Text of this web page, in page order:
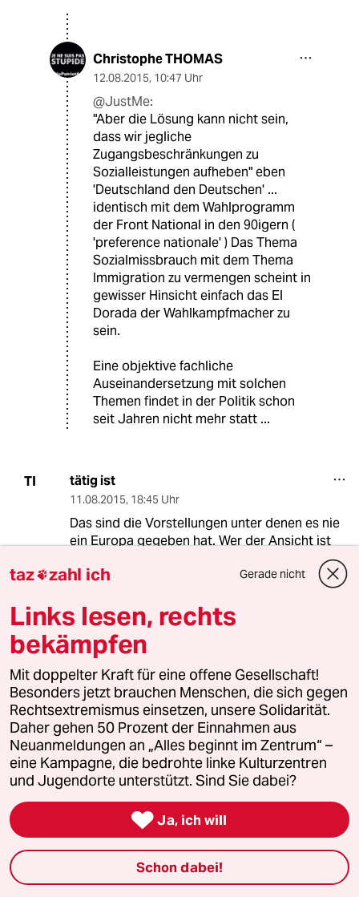
Christophe THOMAS
12.08.2015, 10:47 Uhr
@JustMe:
"Aber die Lösung kann nicht sein,
dass wir jegliche
Zugangsbeschränkungen zu
Sozialleistungen aufheben" eben
'Deutschland den Deutschen' ...
identisch mit dem Wahlprogramm
der Front National in den 90igern (
'preference nationale' ) Das Thema
Sozialmissbrauch mit dem Thema
Immigration zu vermengen scheint in
gewisser Hinsicht einfach das El
Dorada der Wahlkampfmacher zu
sein.
Eine objektive fachliche
Auseinandersetzung mit solchen
Themen findet in der Politik schon
seit Jahren nicht mehr statt ...
TI tätig ist
11.08.2015, 18:45 Uhr
Das sind die Vorstellungen unter denen es nie
ein Europa gegeben hat. Wer der Ansicht ist
Europa hätte etwas mit Bürgern zu tun liegt
schon seit der Zeit der Gründung falsch.
L Lapa
11.08.2015,18:42 Uhr
Das Ausländeramt befolgt die Gesetze
buchstabengetreu mit dem Ziel, Fremde zu
entfernen - ausgenommen natürlich man kennt
einen wichtigen Menschen. Da hat sich in den
letzten 30 Jahren nichts geändert.
tätig ist
11.08.2015,18:49 Uhr
@Lapa:
Und ja, klar. Das werden die
taz zahl ich Gerade nicht
Links lesen, rechts
bekämpfen
Mit doppelter Kraft für eine offene Gesellschaft!
Besonders jetzt brauchen Menschen, die sich gegen
Rechtsextremismus einsetzen, unsere Solidarität.
Daher gehen 50 Prozent der Einnahmen aus
Neuanmeldungen an „Alles beginnt im Zentrum“ –
eine Kampagne, die bedrohte linke Kulturzentren
und Jugendorte unterstützt. Sind Sie dabei?
 Ja, ich will
Schon dabei!